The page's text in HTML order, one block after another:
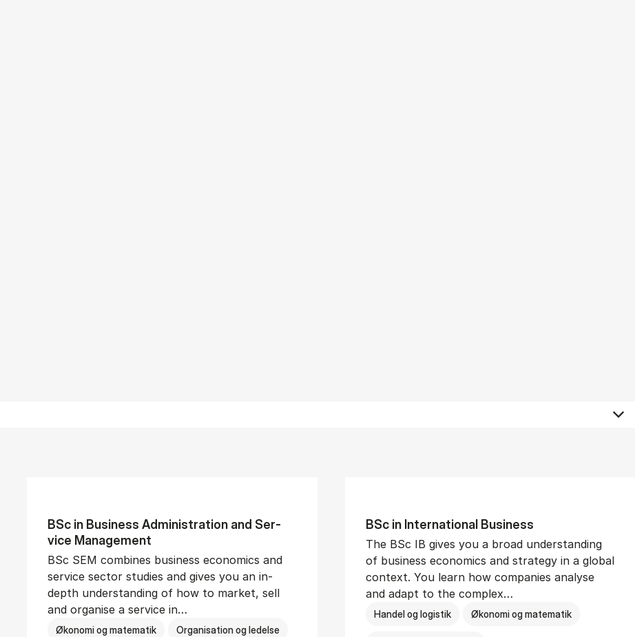
BSc in Busi­ness Ad­min­is­tra­tion and Ser­
vice Man­age­ment
BSc SEM combines business economics and
service sector studies and gives you an in-
depth understanding of how to market, sell
and organise a service in…
Økonomi og matematik Organisation og ledelse
BSc in In­ter­na­tion­al Busi­ness
The BSc IB gives you a broad understanding
of business economics and strategy in a global
context. You learn how companies analyse
and adapt to the complex…
Handel og logistik Økonomi og matematik